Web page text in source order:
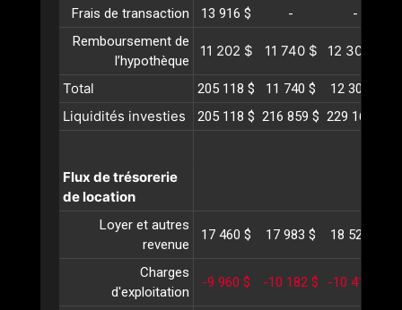
Frais de transaction
13 916 $ -
-
Remboursement de
l’hypothèque
11 202 $ 11 740 $ 12 305 $
Total 205 118 $ 11 740 $ 12 305 $
Liquidités investies 205 118 $ 216 859 $ 229 164 $
Flux de trésorerie
de location
Loyer et autres
revenue
17 460 $ 17 983 $ 18 523 $
Charges
d'exploitation
-9 960 $ -10 182 $ -10 410 $